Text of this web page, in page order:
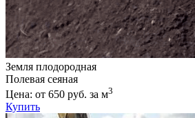
Земля плодородная
Полевая сеяная
Цена: от 650 руб. за м3
Купить